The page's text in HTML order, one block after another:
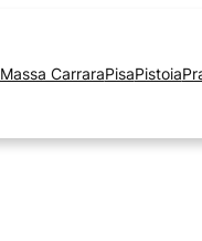
Massa CarraraPisaPistoia